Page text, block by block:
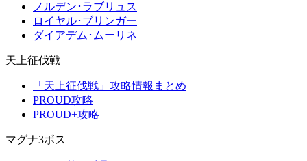
ノルデン･ラブリュス
ロイヤル･ブリンガー
ダイアデム･ムーリネ
天上征伐戦
「天上征伐戦」攻略情報まとめ
PROUD攻略
PROUD+攻略
マグナ3ボス